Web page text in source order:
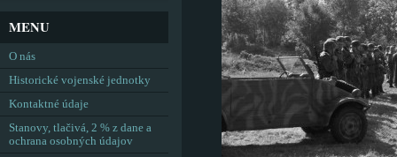
MENU
O nás
Historické vojenské jednotky
Kontaktné údaje
Stanovy, tlačivá, 2 % z dane a
ochrana osobných údajov